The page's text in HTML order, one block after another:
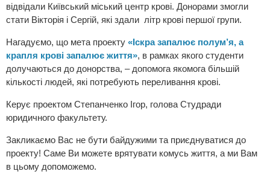
відвідали Київський міський центр крові. Донорами змогли
стати Вікторія і Сергій, які здали літр крові першої групи.
Нагадуємо, що мета проекту «Іскра запалює полум’я, а
крапля крові запалює життя», в рамках якого студенти
долучаються до донорства, – допомога якомога більшій
кількості людей, які потребують переливання крові.
Керує проектом Степанченко Ігор, голова Студради
юридичного факультету.
Закликаємо Вас не бути байдужими та приєднуватися до
проекту! Саме Ви можете врятувати комусь життя, а ми Вам
в цьому допоможемо.